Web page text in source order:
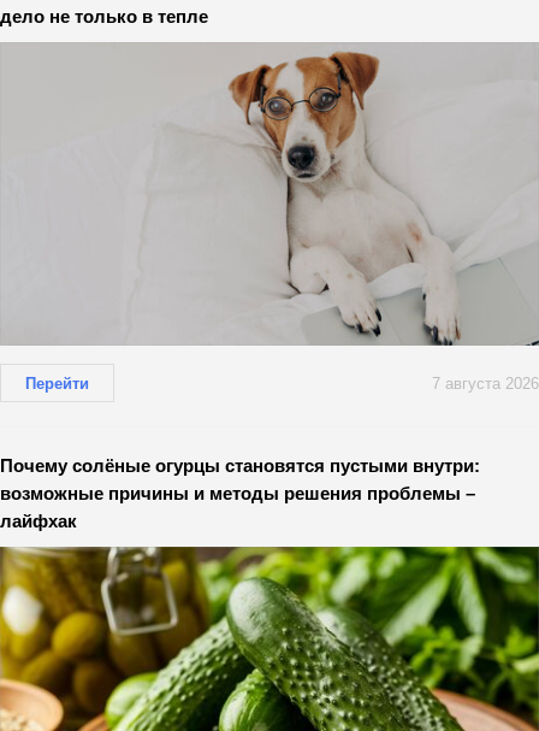
дело не только в тепле
Перейти 7 августа 2026
Почему солёные огурцы становятся пустыми внутри:
возможные причины и методы решения проблемы –
лайфхак